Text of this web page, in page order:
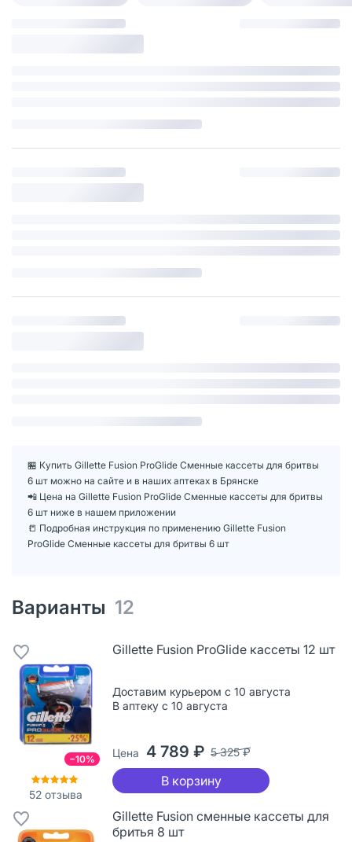
🏪 Купить Gillette Fusion ProGlide Сменные кассеты для бритвы
6 шт можно на сайте и в наших аптеках в Брянске
📲 Цена на Gillette Fusion ProGlide Сменные кассеты для бритвы
6 шт ниже в нашем приложении
📒 Подробная инструкция по применению Gillette Fusion
ProGlide Сменные кассеты для бритвы 6 шт
Варианты 12
−10%
52 отзыва
Gillette Fusion ProGlide кассеты 12 шт
Доставим курьером с 10 августа
В аптеку с 10 августа
Цена 4 789 ₽ 5 325 ₽
В корзину
Gillette Fusion сменные кассеты для
бритья 8 шт